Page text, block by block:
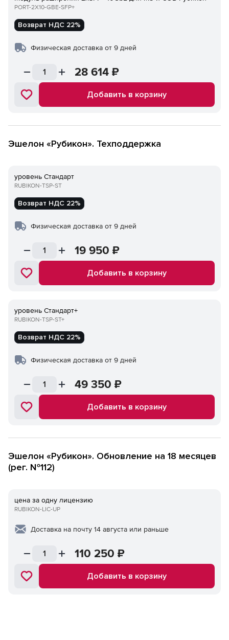
PORT-2Х10-GBE-SFP+
Возврат НДС 22%
Физическая доставка от 9 дней
28 614 ₽
Добавить в корзину
Эшелон «Рубикон». Техподдержка
уровень Стандарт
RUBIKON-TSP-ST
Возврат НДС 22%
Физическая доставка от 9 дней
19 950 ₽
Добавить в корзину
уровень Стандарт+
RUBIKON-TSP-ST+
Возврат НДС 22%
Физическая доставка от 9 дней
49 350 ₽
Добавить в корзину
Эшелон «Рубикон». Обновление на 18 месяцев
(рег. №112)
цена за одну лицензию
RUBIKON-LIC-UP
Доставка на почту 14 августа или раньше
110 250 ₽
Добавить в корзину